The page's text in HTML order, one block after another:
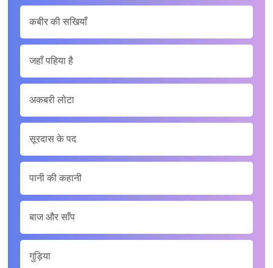
कबीर की सखियाँ
जहाँ पहिया है
अकबरी लोटा
सूरदास के पद
पानी की कहानी
बाज और साँप
गुड़िया